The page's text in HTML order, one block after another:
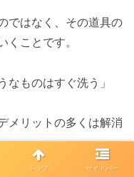
ではなく、その道具の
ことです。
なものはすぐ洗う」
メリットの多くは解消
トップ サイドバー